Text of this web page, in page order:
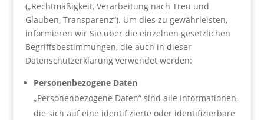
(„Rechtmäßigkeit, Verarbeitung nach Treu und
Glauben, Transparenz“). Um dies zu gewährleisten,
informieren wir Sie über die einzelnen gesetzlichen
Begriffsbestimmungen, die auch in dieser
Datenschutzerklärung verwendet werden:
Personenbezogene Daten
„Personenbezogene Daten“ sind alle Informationen,
die sich auf eine identifizierte oder identifizierbare